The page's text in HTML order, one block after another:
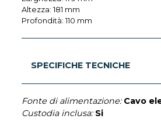
Altezza: 181 mm
Profondità: 110 mm
SPECIFICHE TECNICHE
Fonte di alimentazione: Cavo
Custodia inclusa: Si